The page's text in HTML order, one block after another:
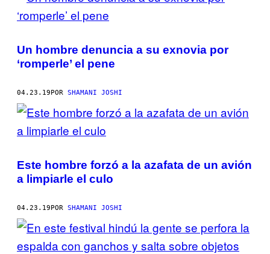
Un hombre denuncia a su exnovia por
‘romperle’ el pene
04.23.19POR SHAMANI JOSHI
Este hombre forzó a la azafata de un avión
a limpiarle el culo
04.23.19POR SHAMANI JOSHI